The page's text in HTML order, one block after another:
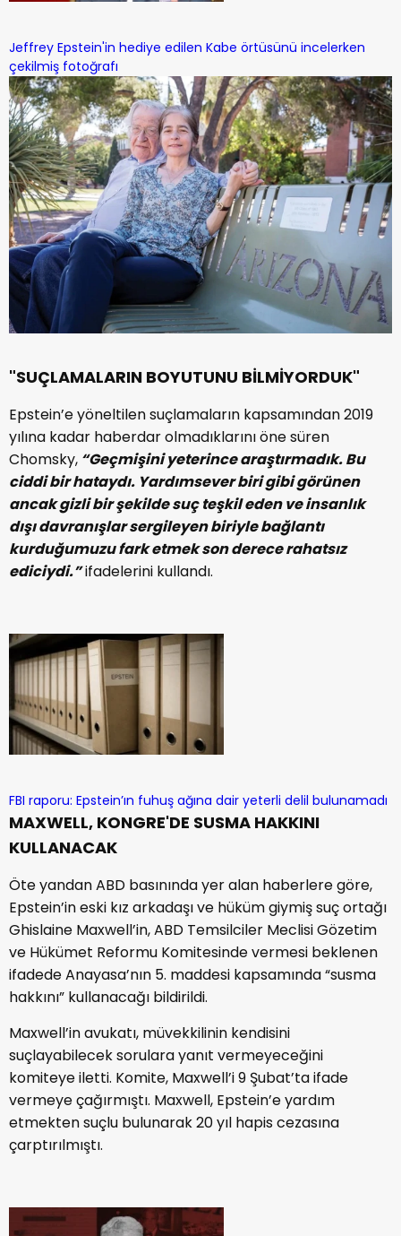
Jeffrey Epstein'in hediye edilen Kabe örtüsünü incelerken
çekilmiş fotoğrafı
"SUÇLAMALARIN BOYUTUNU BİLMİYORDUK"
Epstein’e yöneltilen suçlamaların kapsamından 2019
yılına kadar haberdar olmadıklarını öne süren
Chomsky, “Geçmişini yeterince araştırmadık. Bu
ciddi bir hataydı. Yardımsever biri gibi görünen
ancak gizli bir şekilde suç teşkil eden ve insanlık
dışı davranışlar sergileyen biriyle bağlantı
kurduğumuzu fark etmek son derece rahatsız
ediciydi.”ifadelerini kullandı.
FBI raporu: Epstein’ın fuhuş ağına dair yeterli delil bulunamadı
MAXWELL, KONGRE'DE SUSMA HAKKINI
KULLANACAK
Öte yandan ABD basınında yer alan haberlere göre,
Epstein’in eski kız arkadaşı ve hüküm giymiş suç ortağı
Ghislaine Maxwell’in, ABD Temsilciler Meclisi Gözetim
ve Hükümet Reformu Komitesinde vermesi beklenen
ifadede Anayasa’nın 5. maddesi kapsamında “susma
hakkını” kullanacağı bildirildi.
Maxwell’in avukatı, müvekkilinin kendisini
suçlayabilecek sorulara yanıt vermeyeceğini
komiteye iletti. Komite, Maxwell’i 9 Şubat’ta ifade
vermeye çağırmıştı. Maxwell, Epstein’e yardım
etmekten suçlu bulunarak 20 yıl hapis cezasına
çarptırılmıştı.